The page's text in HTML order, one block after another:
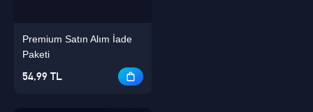
Premium Satın Alım İade
Paketi
54,99 TL